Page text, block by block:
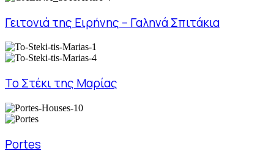
Γειτονιά της Ειρήνης – Γαληνά Σπιτάκια
Το Στέκι της Μαρίας
Portes